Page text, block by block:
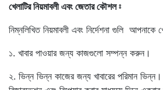
খেলাটির নিয়মাবলী এবং জেতার কৌশল ⦂
নিম্নলিখিত নিয়মাবলী এবং নির্দেশনা গুলি আপনাকে
১. খাবার পাওয়ার জন্য কাজগুলো সম্পন্ন করুন।
২. ভিন্ন ভিন্ন কাজের জন্য খাবারের পরিমান